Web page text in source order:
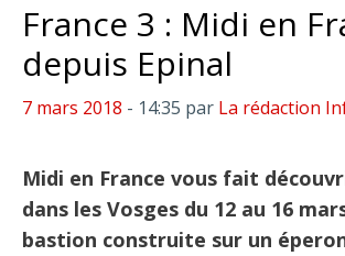
France 3 : Midi en
depuis Epinal
7 mars 2018 - 14:35 par La rédaction
Midi en France vous fait
dans les Vosges du 12 au 16
bastion construite sur un